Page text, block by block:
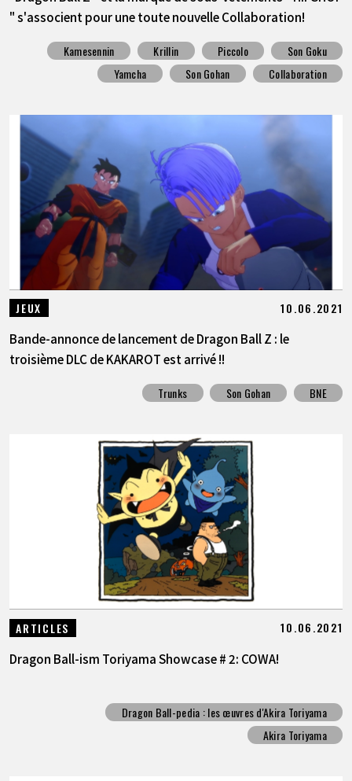
" s'associent pour une toute nouvelle Collaboration!
Kamesennin Krillin Piccolo
Son Goku
Yamcha
Son Gohan Collaboration
JEUX 10.06.2021
Bande-annonce de lancement de Dragon Ball Z : le
troisième DLC de KAKAROT est arrivé !!
Trunks Son Gohan BNE
ARTICLES 10.06.2021
Dragon Ball-ism Toriyama Showcase # 2: COWA!
Dragon Ball-pedia : les œuvres d'Akira Toriyama
Akira Toriyama